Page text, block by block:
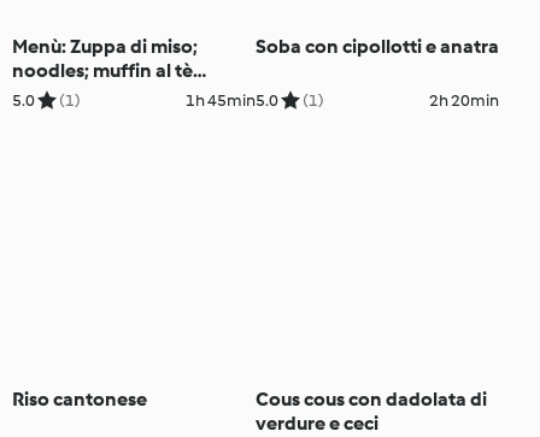
Menù: Zuppa di miso;
noodles; muffin al tè
matcha (senza lattosio)
5.0 (1) 1h 45min
Soba con cipollotti e anatra
5.0 (1) 2h 20min
Riso cantonese
Cous cous con dadolata di
verdure e ceci